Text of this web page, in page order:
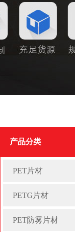
产品分类
PET片材
PETG片材
PET防雾片材